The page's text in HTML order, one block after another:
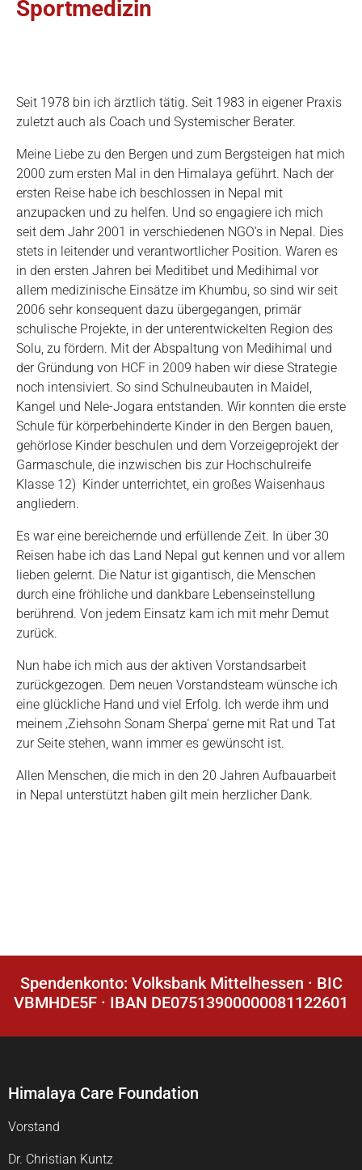
Sportmedizin
Seit 1978 bin ich ärztlich tätig. Seit 1983 in eigener Praxis
zuletzt auch als Coach und Systemischer Berater.
Meine Liebe zu den Bergen und zum Bergsteigen hat mich
2000 zum ersten Mal in den Himalaya geführt. Nach der
ersten Reise habe ich beschlossen in Nepal mit
anzupacken und zu helfen. Und so engagiere ich mich
seit dem Jahr 2001 in verschiedenen NGO’s in Nepal. Dies
stets in leitender und verantwortlicher Position. Waren es
in den ersten Jahren bei Meditibet und Medihimal vor
allem medizinische Einsätze im Khumbu, so sind wir seit
2006 sehr konsequent dazu übergegangen, primär
schulische Projekte, in der unterentwickelten Region des
Solu, zu fördern. Mit der Abspaltung von Medihimal und
der Gründung von HCF in 2009 haben wir diese Strategie
noch intensiviert. So sind Schulneubauten in Maidel,
Kangel und Nele-Jogara entstanden. Wir konnten die erste
Schule für körperbehinderte Kinder in den Bergen bauen,
gehörlose Kinder beschulen und dem Vorzeigeprojekt der
Garmaschule, die inzwischen bis zur Hochschulreife
Klasse 12) Kinder unterrichtet, ein großes Waisenhaus
angliedern.
Es war eine bereichernde und erfüllende Zeit. In über 30
Reisen habe ich das Land Nepal gut kennen und vor allem
lieben gelernt. Die Natur ist gigantisch, die Menschen
durch eine fröhliche und dankbare Lebenseinstellung
berührend. Von jedem Einsatz kam ich mit mehr Demut
zurück.
Nun habe ich mich aus der aktiven Vorstandsarbeit
zurückgezogen. Dem neuen Vorstandsteam wünsche ich
eine glückliche Hand und viel Erfolg. Ich werde ihm und
meinem ‚Ziehsohn Sonam Sherpa‘ gerne mit Rat und Tat
zur Seite stehen, wann immer es gewünscht ist.
Allen Menschen, die mich in den 20 Jahren Aufbauarbeit
in Nepal unterstützt haben gilt mein herzlicher Dank.
Spendenkonto: Volksbank Mittelhessen · BIC
VBMHDE5F · IBAN DE07513900000081122601
Himalaya Care Foundation
Vorstand
Dr. Christian Kuntz